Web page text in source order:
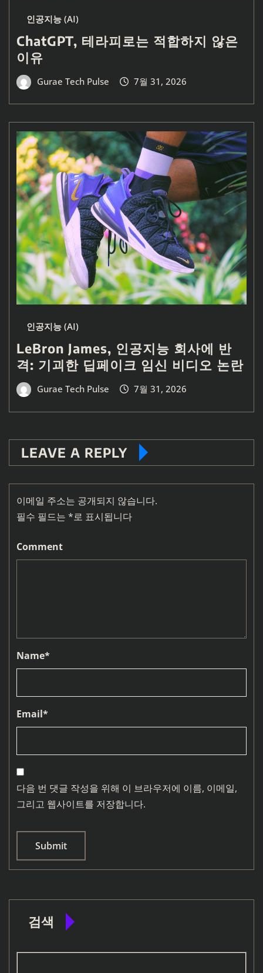
인공지능 (AI)
ChatGPT, 테라피로는 적합하지 않은
이유
Gurae Tech Pulse 7월 31, 2026
인공지능 (AI)
LeBron James, 인공지능 회사에 반
격: 기괴한 딥페이크 임신 비디오 논란
Gurae Tech Pulse 7월 31, 2026
LEAVE A REPLY
이메일 주소는 공개되지 않습니다.
필수 필드는 *로 표시됩니다
Comment
Name*
Email*
다음 번 댓글 작성을 위해 이 브라우저에 이름, 이메일,
그리고 웹사이트를 저장합니다.
검색